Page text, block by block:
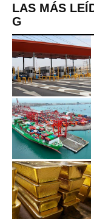
LAS MÁS
G